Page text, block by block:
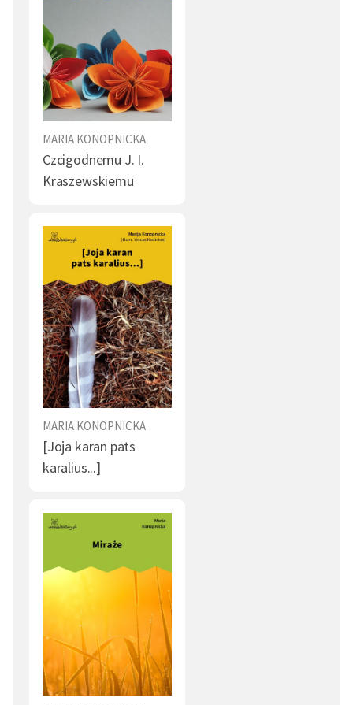
MARIA KONOPNICKA
Czcigodnemu J. I.
Kraszewskiemu
MARIA KONOPNICKA
[Joja karan pats
karalius...]